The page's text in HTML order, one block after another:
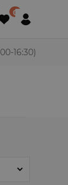
16:30)